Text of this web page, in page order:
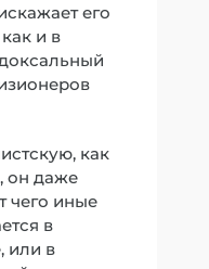
его
и в
как
он даже
чего иные
в
или в